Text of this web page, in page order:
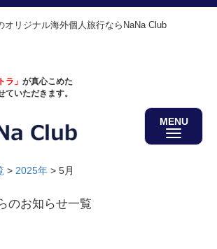
オリジナル海外個人旅行ならNaNa Club
ラ」 が真心こめた
ていただきます。
MENU
> 2025年 > 5月
のお知らせ一覧